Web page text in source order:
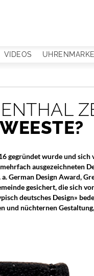
VIDEOS
gegründet wurde und sich
ausgezeichneten
German Design Award,
gesichert, die sich
deutsches Design»
und nüchternen